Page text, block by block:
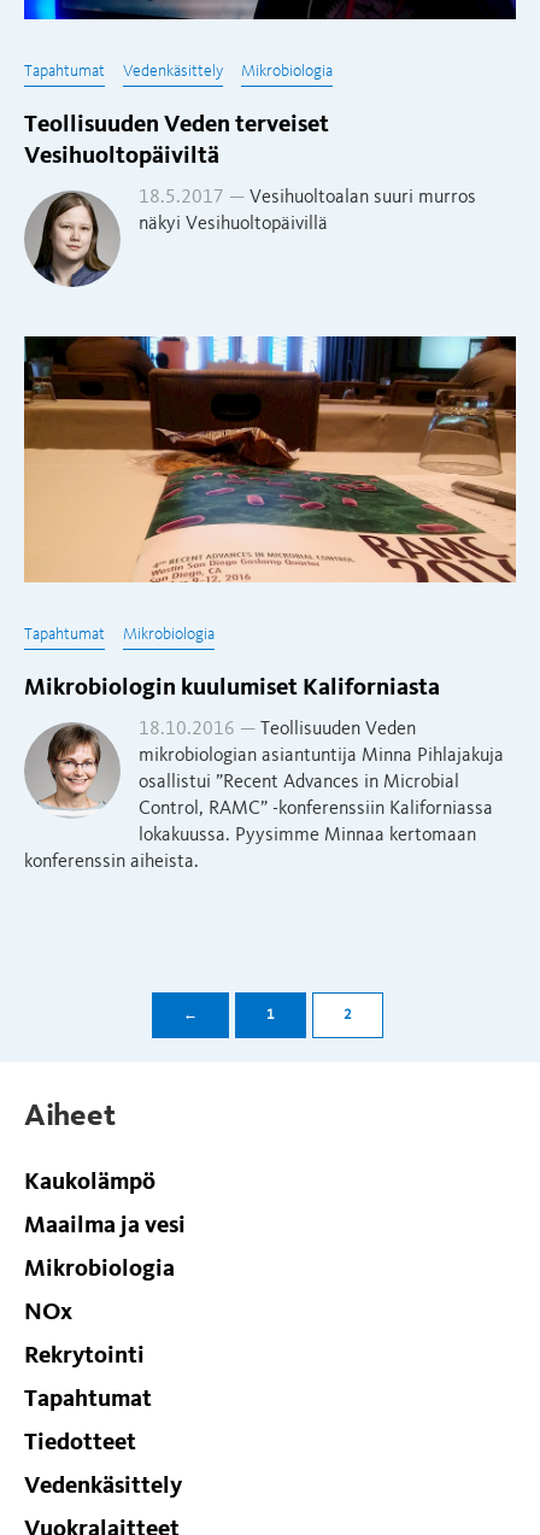
Tapahtumat Vedenkäsittely Mikrobiologia
Teollisuuden Veden terveiset
Vesihuoltopäiviltä
18.5.2017 — Vesihuoltoalan suuri murros
näkyi Vesihuoltopäivillä
Tapahtumat Mikrobiologia
Mikrobiologin kuulumiset Kaliforniasta
18.10.2016 —
Teollisuuden Veden
mikrobiologian asiantuntija Minna Pihlajakuja
osallistui ”Recent Advances in Microbial
Control, RAMC” -konferenssiin Kaliforniassa
lokakuussa. Pyysimme Minnaa kertomaan
konferenssin aiheista.
← 1 2
Aiheet
Kaukolämpö
Maailma ja vesi
Mikrobiologia
NOx
Rekrytointi
Tapahtumat
Tiedotteet
Vedenkäsittely
Vuokralaitteet